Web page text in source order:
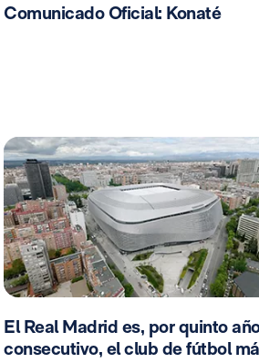
Comunicado Oficial: Konaté
El Real Madrid es, por quinto
consecutivo, el club de fútbol